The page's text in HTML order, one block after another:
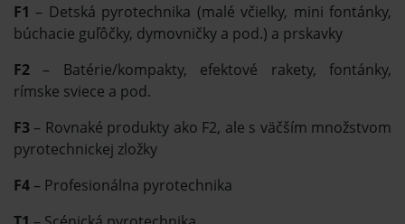
F1 – Detská pyrotechnika (malé včielky, mini fontánky,
búchacie guľôčky, dymovničky a pod.) a prskavky
F2 – Batérie/kompakty, efektové rakety, fontánky,
rímske sviece a pod.
F3 – Rovnaké produkty ako F2, ale s väčším množstvom
pyrotechnickej zložky
F4 – Profesionálna pyrotechnika